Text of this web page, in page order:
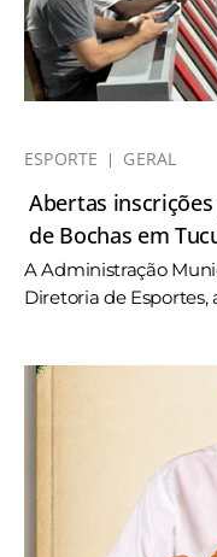
ESPORTE GERAL
Abertas
de Bochas em
A Administração
Diretoria de Esportes,